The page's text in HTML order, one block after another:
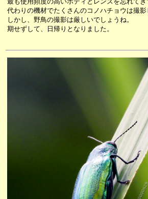
代わりの機材でたくさんのコノハチョウは撮影
しかし、野鳥の撮影は厳しいでしょうね。
期せずして、日帰りとなりました。